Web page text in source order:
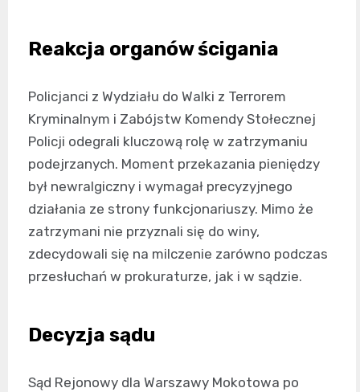
Reakcja organów ścigania
Policjanci z Wydziału do Walki z Terrorem
Kryminalnym i Zabójstw Komendy Stołecznej
Policji odegrali kluczową rolę w zatrzymaniu
podejrzanych. Moment przekazania pieniędzy
był newralgiczny i wymagał precyzyjnego
działania ze strony funkcjonariuszy. Mimo że
zatrzymani nie przyznali się do winy,
zdecydowali się na milczenie zarówno podczas
przesłuchań w prokuraturze, jak i w sądzie.
Decyzja sądu
Sąd Rejonowy dla Warszawy Mokotowa po